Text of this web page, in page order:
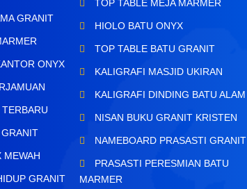
GRANIT
ONYX
GRANIT
MEWAH
GRANIT
TOP TABLE MEJA MARMER
HIOLO BATU ONYX
TOP TABLE BATU GRANIT
KALIGRAFI MASJID UKIRAN
KALIGRAFI DINDING BATU ALAM
NISAN BUKU GRANIT KRISTEN
NAMEBOARD PRASASTI GRANIT
PRASASTI PERESMIAN BATU
MARMER